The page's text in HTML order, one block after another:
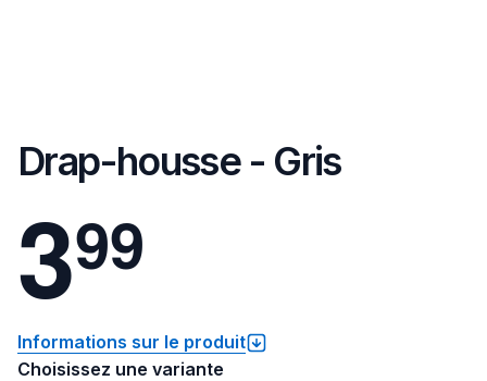
Drap-housse - Gris
399
Informations sur le produit
Choisissez une variante